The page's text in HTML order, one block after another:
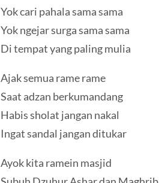
Yok cari pahala sama sama
Yok ngejar surga sama sama
Di tempat yang paling mulia
Ajak semua rame rame
Saat adzan berkumandang
Habis sholat jangan nakal
Ingat sandal jangan ditukar
Ayok kita ramein masjid